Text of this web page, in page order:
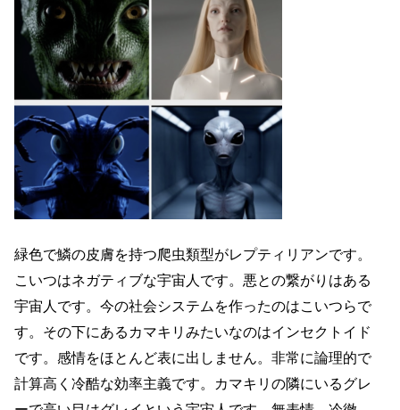
緑色で鱗の皮膚を持つ爬虫類型がレプティリアンです。
こいつはネガティブな宇宙人です。悪との繋がりはある
宇宙人です。今の社会システムを作ったのはこいつらで
す。その下にあるカマキリみたいなのはインセクトイド
です。感情をほとんど表に出しません。非常に論理的で
計算高く冷酷な効率主義です。カマキリの隣にいるグレ